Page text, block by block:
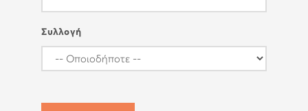
Συλλογή